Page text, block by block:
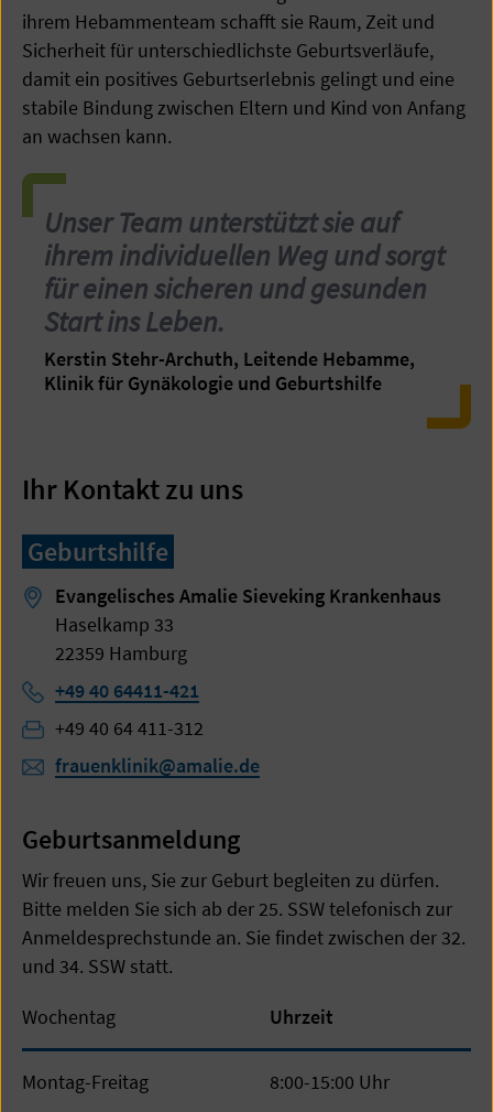
ihrem Hebammenteam schafft sie Raum, Zeit und
Sicherheit für unterschiedlichste Geburtsverläufe,
damit ein positives Geburtserlebnis gelingt und eine
stabile Bindung zwischen Eltern und Kind von Anfang
an wachsen kann.
Unser Team unterstützt sie auf
ihrem individuellen Weg und sorgt
für einen sicheren und gesunden
Start ins Leben.
Kerstin Stehr-Archuth, Leitende Hebamme,
Klinik für Gynäkologie und Geburtshilfe
Ihr Kontakt zu uns
Geburtshilfe
Evangelisches Amalie Sieveking Krankenhaus
Haselkamp 33
22359 Hamburg
Telefon:
+49 40 64411-421
Telefon:
+49 40 64 411-312
frauenklinik@amalie.de
Geburtsanmeldung
Wir freuen uns, Sie zur Geburt begleiten zu dürfen.
Bitte melden Sie sich ab der 25. SSW telefonisch zur
Anmeldesprechstunde an. Sie findet zwischen der 32.
und 34. SSW statt.
Wochentag
Uhrzeit
Montag-Freitag 8:00-15:00 Uhr